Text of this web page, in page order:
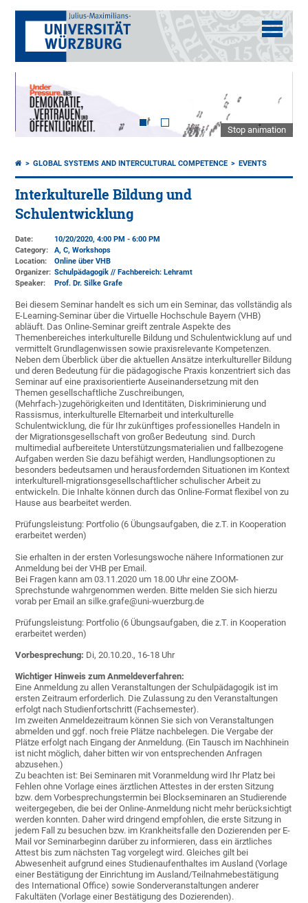
Stop animation
GLOBAL SYSTEMS AND INTERCULTURAL COMPETENCE EVENTS
Interkulturelle Bildung und
Schulentwicklung
Date:
10/20/2020, 4:00 PM - 6:00 PM
Category:
A, C, Workshops
Location:
Online über VHB
Organizer: Schulpädagogik // Fachbereich: Lehramt
Speaker:
Prof. Dr. Silke Grafe
Bei diesem Seminar handelt es sich um ein Seminar, das vollständig als
E-Learning-Seminar über die Virtuelle Hochschule Bayern (VHB)
abläuft. Das Online-Seminar greift zentrale Aspekte des
Themenbereiches interkulturelle Bildung und Schulentwicklung auf und
vermittelt Grundlagenwissen sowie praxisrelevante Kompetenzen.
Neben dem Überblick über die aktuellen Ansätze interkultureller Bildung
und deren Bedeutung für die pädagogische Praxis konzentriert sich das
Seminar auf eine praxisorientierte Auseinandersetzung mit den
Themen gesellschaftliche Zuschreibungen,
(Mehrfach-)zugehörigkeiten und Identitäten, Diskriminierung und
Rassismus, interkulturelle Elternarbeit und interkulturelle
Schulentwicklung, die für Ihr zukünftiges professionelles Handeln in
der Migrationsgesellschaft von großer Bedeutung sind. Durch
multimedial aufbereitete Unterstützungsmaterialien und fallbezogene
Aufgaben werden Sie dazu befähigt werden, Handlungsoptionen zu
besonders bedeutsamen und herausfordernden Situationen im Kontext
interkulturell-migrationsgesellschaftlicher schulischer Arbeit zu
entwickeln. Die Inhalte können durch das Online-Format flexibel von zu
Hause aus bearbeitet werden.
Prüfungsleistung: Portfolio (6 Übungsaufgaben, die z.T. in Kooperation
erarbeitet werden)
Sie erhalten in der ersten Vorlesungswoche nähere Informationen zur
Anmeldung bei der VHB per Email.
Bei Fragen kann am 03.11.2020 um 18.00 Uhr eine ZOOM-
Sprechstunde wahrgenommen werden. Bitte melden Sie sich hierzu
vorab per Email an silke.grafe@uni-wuerzburg.de
Prüfungsleistung: Portfolio (6 Übungsaufgaben, die z.T. in Kooperation
erarbeitet werden)
Vorbesprechung: Di, 20.10.20., 16-18 Uhr
Wichtiger Hinweis zum Anmeldeverfahren:
Eine Anmeldung zu allen Veranstaltungen der Schulpädagogik ist im
ersten Zeitraum erforderlich. Die Zulassung zu den Veranstaltungen
erfolgt nach Studienfortschritt (Fachsemester).
Im zweiten Anmeldezeitraum können Sie sich von Veranstaltungen
abmelden und ggf. noch freie Plätze nachbelegen. Die Vergabe der
Plätze erfolgt nach Eingang der Anmeldung. (Ein Tausch im Nachhinein
ist nicht möglich, daher bitten wir von entsprechenden Anfragen
abzusehen.)
Zu beachten ist: Bei Seminaren mit Voranmeldung wird Ihr Platz bei
Fehlen ohne Vorlage eines ärztlichen Attestes in der ersten Sitzung
bzw. dem Vorbesprechungstermin bei Blockseminaren an Studierende
weitergegeben, die bei der Online-Anmeldung nicht mehr berücksichtigt
werden konnten. Daher wird dringend empfohlen, die erste Sitzung in
jedem Fall zu besuchen bzw. im Krankheitsfalle den Dozierenden per E-
Mail vor Seminarbeginn darüber zu informieren, dass ein ärztliches
Attest bis zum nächsten Tag vorgelegt wird. Gleiches gilt bei
Abwesenheit aufgrund eines Studienaufenthaltes im Ausland (Vorlage
einer Bestätigung der Einrichtung im Ausland/Teilnahmebestätigung
des International Office) sowie Sonderveranstaltungen anderer
Fakultäten (Vorlage einer Bestätigung des Dozierenden).